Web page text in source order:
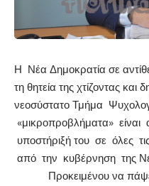
Η Νέα Δημοκρατία σε
τη θητεία της χτίζοντας και
νεοσύστατο Τμήμα
«μικροπροβλήματα»
υποστήριξή του σε όλες
από την κυβέρνηση της
Προκειμένου να